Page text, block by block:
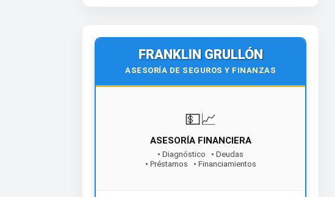
FRANKLIN GRULLÓN
ASESORÍA DE SEGUROS Y FINANZAS
💵📈
ASESORÍA FINANCIERA
• Diagnóstico • Deudas
• Préstamos • Financiamientos
¡Contáctanos hoy!